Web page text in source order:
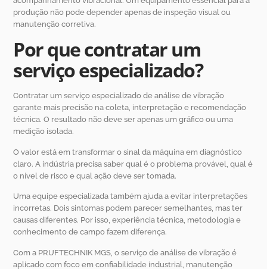
produção não pode depender apenas de inspeção visual ou
manutenção corretiva.
Por que contratar um
serviço especializado?
Contratar um serviço especializado de análise de vibração
garante mais precisão na coleta, interpretação e recomendação
técnica. O resultado não deve ser apenas um gráfico ou uma
medição isolada.
O valor está em transformar o sinal da máquina em diagnóstico
claro. A indústria precisa saber qual é o problema provável, qual é
o nível de risco e qual ação deve ser tomada.
Uma equipe especializada também ajuda a evitar interpretações
incorretas. Dois sintomas podem parecer semelhantes, mas ter
causas diferentes. Por isso, experiência técnica, metodologia e
conhecimento de campo fazem diferença.
Com a PRUFTECHNIK MGS, o serviço de análise de vibração é
aplicado com foco em confiabilidade industrial, manutenção